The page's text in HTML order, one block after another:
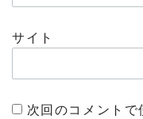
サイト
次回のコメント